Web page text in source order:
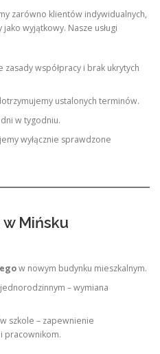
zarówno klientów indywidualnych,
wyjątkowy. Nasze usługi
zasady współpracy i brak ukrytych
ustalonych terminów.
w tygodniu.
wyłącznie sprawdzone
Mińsku
w nowym budynku mieszkalnym.
– wymiana
w szkole – zapewnienie
pracownikom.